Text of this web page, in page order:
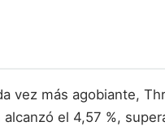
vez más agobiante,
el 4,57 %,